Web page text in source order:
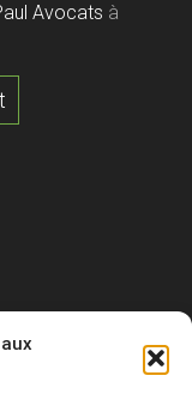
Avocats à